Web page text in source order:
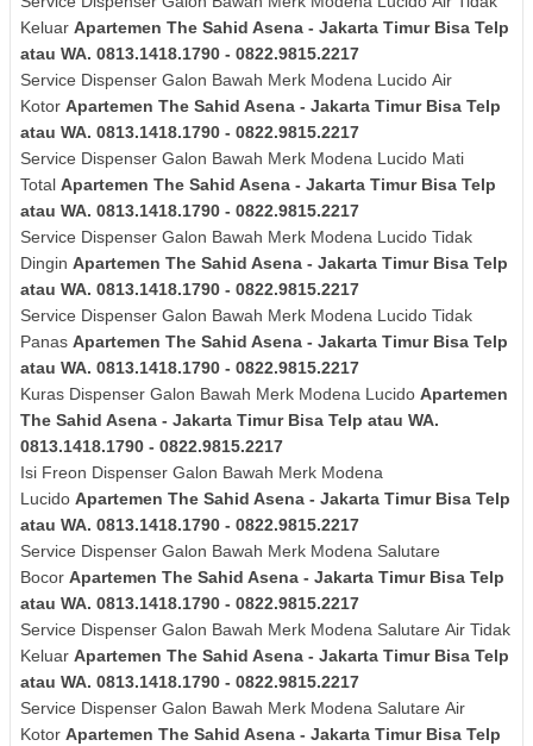
Keluar Apartemen The Sahid Asena - Jakarta Timur Bisa Telp
atau WA. 0813.1418.1790 - 0822.9815.2217
Service Dispenser Galon Bawah Merk Modena Lucido Air
Kotor Apartemen The Sahid Asena - Jakarta Timur Bisa Telp
atau WA. 0813.1418.1790 - 0822.9815.2217
Service Dispenser Galon Bawah Merk Modena Lucido Mati
Total Apartemen The Sahid Asena - Jakarta Timur Bisa Telp
atau WA. 0813.1418.1790 - 0822.9815.2217
Service Dispenser Galon Bawah Merk Modena Lucido Tidak
Dingin Apartemen The Sahid Asena - Jakarta Timur Bisa Telp
atau WA. 0813.1418.1790 - 0822.9815.2217
Service Dispenser Galon Bawah Merk Modena Lucido Tidak
Panas Apartemen The Sahid Asena - Jakarta Timur Bisa Telp
atau WA. 0813.1418.1790 - 0822.9815.2217
Kuras Dispenser Galon Bawah Merk Modena Lucido Apartemen
The Sahid Asena - Jakarta Timur Bisa Telp atau WA.
0813.1418.1790 - 0822.9815.2217
Isi Freon Dispenser Galon Bawah Merk Modena
Lucido Apartemen The Sahid Asena - Jakarta Timur Bisa Telp
atau WA. 0813.1418.1790 - 0822.9815.2217
Service Dispenser Galon Bawah Merk Modena Salutare
Bocor Apartemen The Sahid Asena - Jakarta Timur Bisa Telp
atau WA. 0813.1418.1790 - 0822.9815.2217
Service Dispenser Galon Bawah Merk Modena Salutare Air Tidak
Keluar Apartemen The Sahid Asena - Jakarta Timur Bisa Telp
atau WA. 0813.1418.1790 - 0822.9815.2217
Service Dispenser Galon Bawah Merk Modena Salutare Air
Kotor Apartemen The Sahid Asena - Jakarta Timur Bisa Telp